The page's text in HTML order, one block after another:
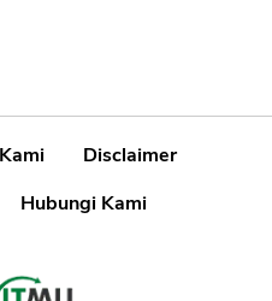
Disclaimer
Hubungi Kami